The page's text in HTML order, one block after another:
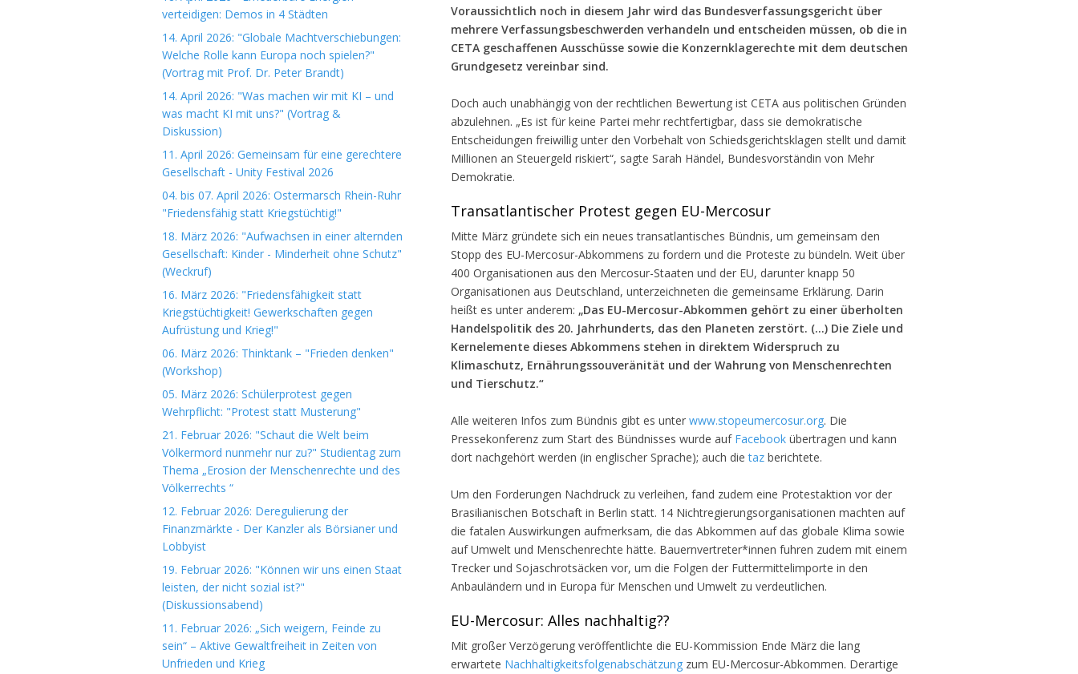
verteidigen: Demos in 4 Städten
14. April 2026: "Globale Machtverschiebungen:
Welche Rolle kann Europa noch spielen?"
(Vortrag mit Prof. Dr. Peter Brandt)
14. April 2026: "Was machen wir mit KI – und
was macht KI mit uns?" (Vortrag &
Diskussion)
11. April 2026: Gemeinsam für eine gerechtere
Gesellschaft - Unity Festival 2026
04. bis 07. April 2026: Ostermarsch Rhein-Ruhr
"Friedensfähig statt Kriegstüchtig!"
18. März 2026: "Aufwachsen in einer alternden
Gesellschaft: Kinder - Minderheit ohne Schutz"
(Weckruf)
16. März 2026: "Friedensfähigkeit statt
Kriegstüchtigkeit! Gewerkschaften gegen
Aufrüstung und Krieg!"
06. März 2026: Thinktank – "Frieden denken"
(Workshop)
05. März 2026: Schülerprotest gegen
Wehrpflicht: "Protest statt Musterung"
21. Februar 2026: "Schaut die Welt beim
Völkermord nunmehr nur zu?" Studientag zum
Thema „Erosion der Menschenrechte und des
Völkerrechts “
12. Februar 2026: Deregulierung der
Finanzmärkte - Der Kanzler als Börsianer und
Lobbyist
19. Februar 2026: "Können wir uns einen Staat
leisten, der nicht sozial ist?"
(Diskussionsabend)
11. Februar 2026: „Sich weigern, Feinde zu
sein“ – Aktive Gewaltfreiheit in Zeiten von
Unfrieden und Krieg
Voraussichtlich noch in diesem Jahr wird das Bundesverfassungsgericht über
mehrere Verfassungsbeschwerden verhandeln und entscheiden müssen, ob die in
CETA geschaffenen Ausschüsse sowie die Konzernklagerechte mit dem deutschen
Grundgesetz vereinbar sind.
Doch auch unabhängig von der rechtlichen Bewertung ist CETA aus politischen Gründen
abzulehnen. „Es ist für keine Partei mehr rechtfertigbar, dass sie demokratische
Entscheidungen freiwillig unter den Vorbehalt von Schiedsgerichtsklagen stellt und damit
Millionen an Steuergeld riskiert“, sagte Sarah Händel, Bundesvorständin von Mehr
Demokratie.
Transatlantischer Protest gegen EU-Mercosur
Mitte März gründete sich ein neues transatlantisches Bündnis, um gemeinsam den
Stopp des EU-Mercosur-Abkommens zu fordern und die Proteste zu bündeln. Weit über
400 Organisationen aus den Mercosur-Staaten und der EU, darunter knapp 50
Organisationen aus Deutschland, unterzeichneten die gemeinsame Erklärung. Darin
heißt es unter anderem: „Das EU-Mercosur-Abkommen gehört zu einer überholten
Handelspolitik des 20. Jahrhunderts, das den Planeten zerstört. (...) Die Ziele und
Kernelemente dieses Abkommens stehen in direktem Widerspruch zu
Klimaschutz, Ernährungssouveränität und der Wahrung von Menschenrechten
und Tierschutz.“
Alle weiteren Infos zum Bündnis gibt es unter www.stopeumercosur.org. Die
Pressekonferenz zum Start des Bündnisses wurde auf Facebook übertragen und kann
dort nachgehört werden (in englischer Sprache); auch dietaz berichtete.
Um den Forderungen Nachdruck zu verleihen, fand zudem eine Protestaktion vor der
Brasilianischen Botschaft in Berlin statt. 14 Nichtregierungsorganisationen machten auf
die fatalen Auswirkungen aufmerksam, die das Abkommen auf das globale Klima sowie
auf Umwelt und Menschenrechte hätte. Bauernvertreter*innen fuhren zudem mit einem
Trecker und Sojaschrotsäcken vor, um die Folgen der Futtermittelimporte in den
Anbauländern und in Europa für Menschen und Umwelt zu verdeutlichen.
EU-Mercosur: Alles nachhaltig??
Mit großer Verzögerung veröffentlichte die EU-Kommission Ende März die lang
erwartete Nachhaltigkeitsfolgenabschätzung zum EU-Mercosur-Abkommen. Derartige